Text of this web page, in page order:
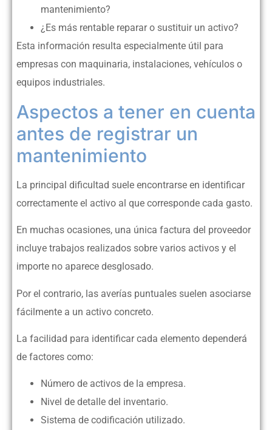
mantenimiento?
¿Es más rentable reparar o sustituir un activo?
Esta información resulta especialmente útil para
empresas con maquinaria, instalaciones, vehículos o
equipos industriales.
Aspectos a tener en cuenta
antes de registrar un
mantenimiento
La principal dificultad suele encontrarse en identificar
correctamente el activo al que corresponde cada gasto.
En muchas ocasiones, una única factura del proveedor
incluye trabajos realizados sobre varios activos y el
importe no aparece desglosado.
Por el contrario, las averías puntuales suelen asociarse
fácilmente a un activo concreto.
La facilidad para identificar cada elemento dependerá
de factores como:
Número de activos de la empresa.
Nivel de detalle del inventario.
Sistema de codificación utilizado.